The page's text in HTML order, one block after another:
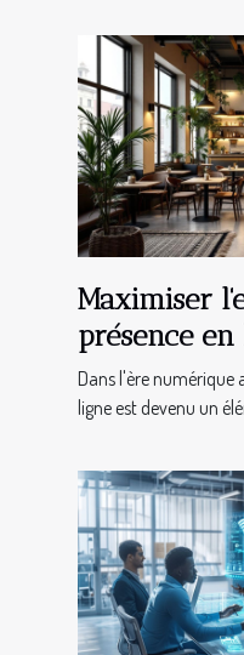
Maximiser
présence
site web
Dans l'ère numérique
ligne est devenu un